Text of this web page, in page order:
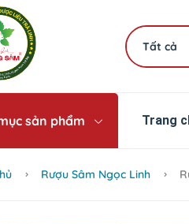
Tất cả
sản phẩm Trang
Rượu Sâm Ngọc Linh